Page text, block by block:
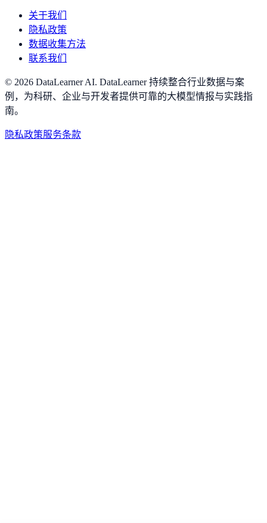
关于我们
隐私政策
数据收集方法
联系我们
© 2026 DataLearner AI. DataLearner 持续整合行业数据与案
例，为科研、企业与开发者提供可靠的大模型情报与实践指
南。
隐私政策服务条款